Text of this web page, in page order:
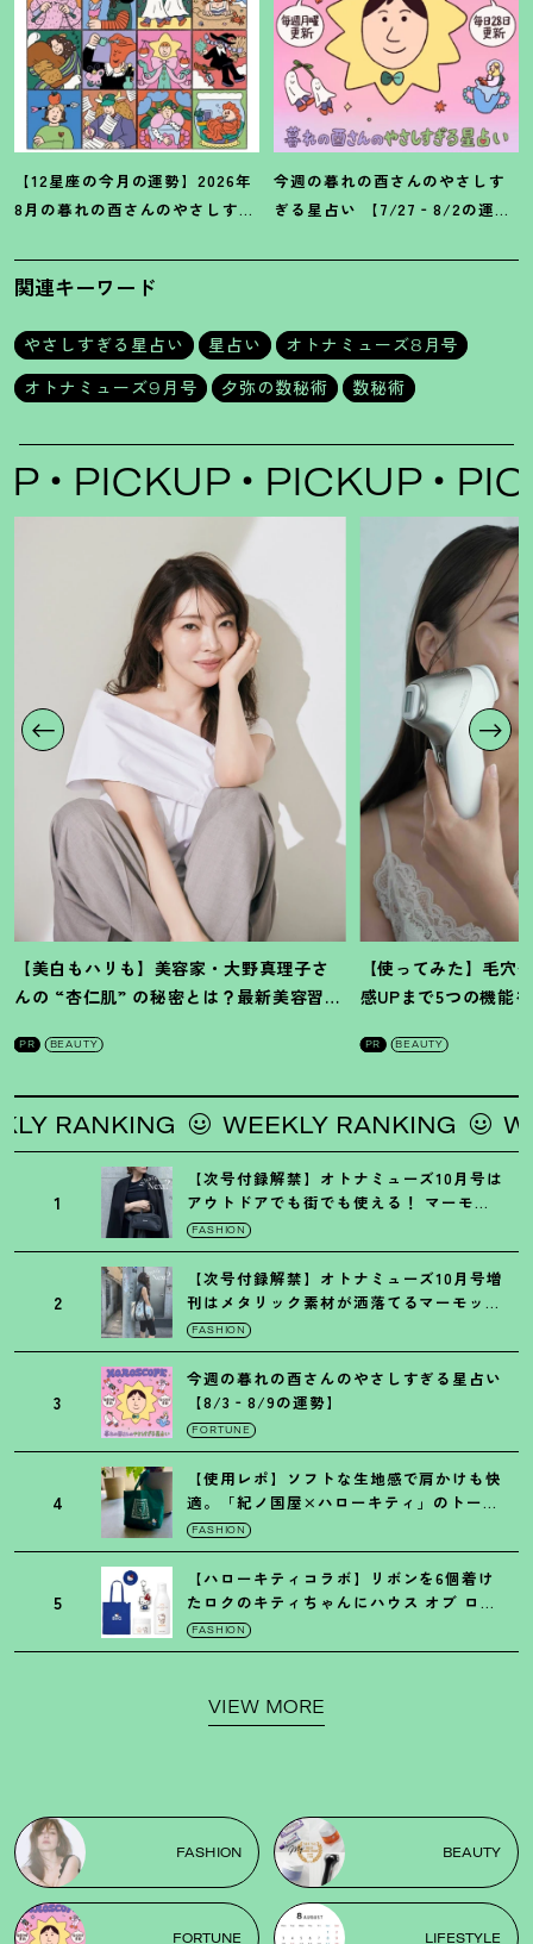
【12星座の今月の運勢】2026年
8月の暮れの酉さんのやさしすぎ
今週の暮れの酉さんのやさしす
ぎる星占い 【7/27‐8/2の運
関連キーワード
やさしすぎる星占い 星占い
オトナミューズ8月号
オトナミューズ9月号
夕弥の数秘術 数秘術
PICKUP PICKUP
【美白もハリも】美容家・大野真理子さ
んの “杏仁肌” の秘密とは ？ 最新美容習慣
PR BEAUTY
【使ってみた】毛穴
感UPまで5つの機能
PR BEAUTY
RANKING WEEKLY RANKING
1
【次号付録解禁】オトナミューズ10月号は
アウトドアでも街でも使える ！ マーモッ
トの黒ショルダー
FASHION
2
【次号付録解禁】オトナミューズ10月号増
刊はメタリック素材が洒落てるマーモット
の保冷バッグ
FASHION
3
今週の暮れの酉さんのやさしすぎる星占い
【8/3‐8/9の運勢】
FORTUNE
4
【使用レポ】ソフトな生地感で肩かけも快
適。「紀ノ国屋×ハローキティ」のトート
がガシガシ使えて最高です
FASHION
5
【ハローキティコラボ】リボンを6個着け
たロクのキティちゃんにハウス オブ ロー
ゼの限定パケも
FASHION
VIEW MORE
FASHION BEAUTY
FORTUNE LIFESTYLE